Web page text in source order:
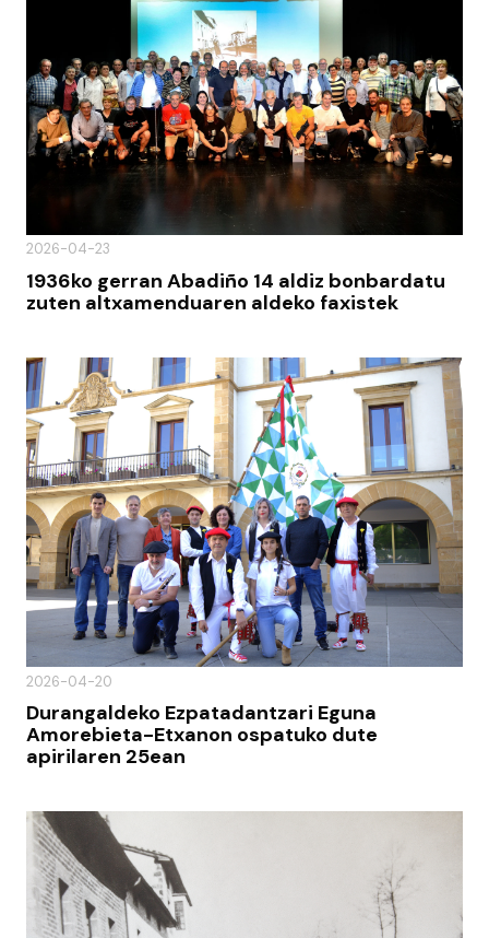
2026-04-23
1936ko gerran Abadiño 14 aldiz bonbardatu
zuten altxamenduaren aldeko faxistek
2026-04-20
Durangaldeko Ezpatadantzari Eguna
Amorebieta-Etxanon ospatuko dute
apirilaren 25ean